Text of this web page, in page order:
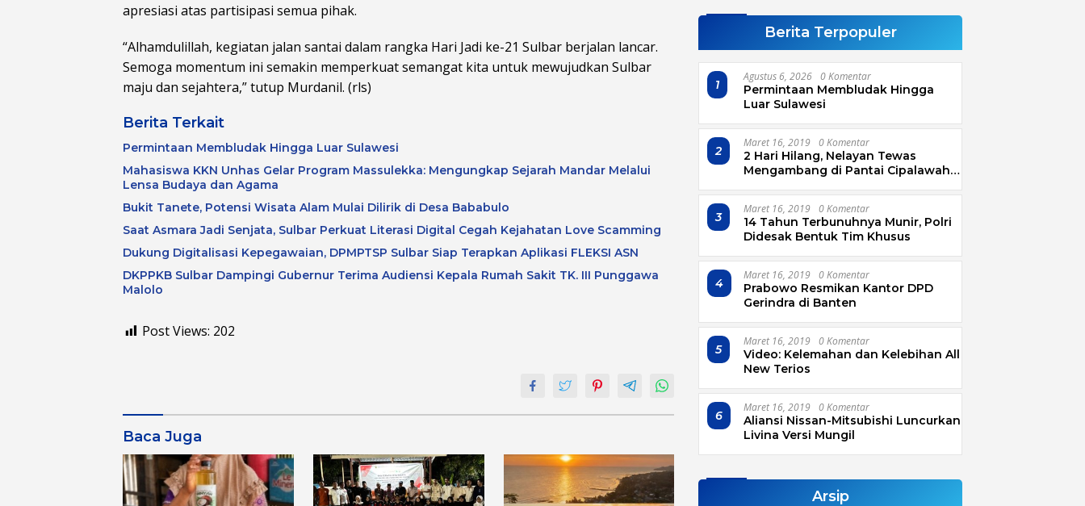
apresiasi atas partisipasi semua pihak.
“Alhamdulillah, kegiatan jalan santai dalam rangka Hari Jadi ke-21 Sulbar berjalan lancar.
Semoga momentum ini semakin memperkuat semangat kita untuk mewujudkan Sulbar
maju dan sejahtera,” tutup Murdanil. (rls)
Berita Terkait
Permintaan Membludak Hingga Luar Sulawesi
Mahasiswa KKN Unhas Gelar Program Massulekka: Mengungkap Sejarah Mandar Melalui
Lensa Budaya dan Agama
Bukit Tanete, Potensi Wisata Alam Mulai Dilirik di Desa Bababulo
Saat Asmara Jadi Senjata, Sulbar Perkuat Literasi Digital Cegah Kejahatan Love Scamming
Dukung Digitalisasi Kepegawaian, DPMPTSP Sulbar Siap Terapkan Aplikasi FLEKSI ASN
DKPPKB Sulbar Dampingi Gubernur Terima Audiensi Kepala Rumah Sakit TK. III Punggawa
Malolo
Post Views: 202
Baca Juga
Berita Terpopuler
1
Agustus 6, 2026 0 Komentar
Permintaan Membludak Hingga
Luar Sulawesi
2
Maret 16, 2019 0 Komentar
2 Hari Hilang, Nelayan Tewas
Mengambang di Pantai Cipalawah
3
Maret 16, 2019 0 Komentar
14 Tahun Terbunuhnya Munir, Polri
Didesak Bentuk Tim Khusus
4
Maret 16, 2019 0 Komentar
Prabowo Resmikan Kantor DPD
Gerindra di Banten
5
Maret 16, 2019 0 Komentar
Video: Kelemahan dan Kelebihan All
New Terios
6
Maret 16, 2019 0 Komentar
Aliansi Nissan-Mitsubishi Luncurkan
Livina Versi Mungil
Arsip